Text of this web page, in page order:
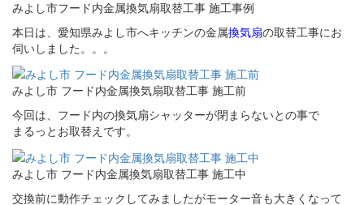
みよし市フード内金属換気扇取替工事 施工事例
本日は、愛知県みよし市へキッチンの金属換気扇の取替工事にお
伺いしました。。。
みよし市 フード内金属換気扇取替工事 施工前
今回は、フード内の換気扇シャッターが閉まらないとの事で
まるっとお取替えです。
みよし市 フード内金属換気扇取替工事 施工中
交換前に動作チェックしてみましたがモーター音も大きくなって